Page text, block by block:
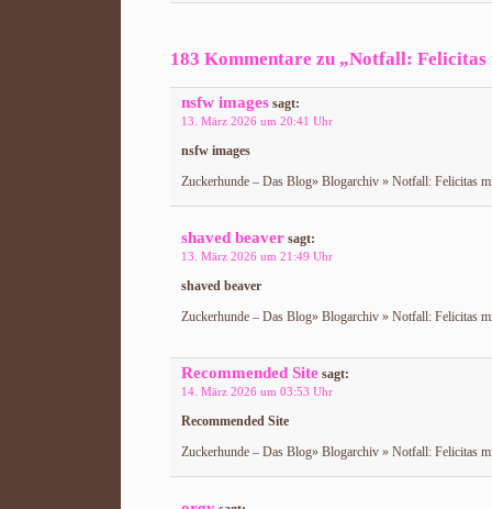
183 Kommentare zu „Notfall: Felicitas
nsfw images sagt:
13. März 2026 um 20:41 Uhr
nsfw images
Zuckerhunde – Das Blog» Blogarchiv » Notfall: Felicitas
shaved beaver sagt:
13. März 2026 um 21:49 Uhr
shaved beaver
Zuckerhunde – Das Blog» Blogarchiv » Notfall: Felicitas
Recommended Site sagt:
14. März 2026 um 03:53 Uhr
Recommended Site
Zuckerhunde – Das Blog» Blogarchiv » Notfall: Felicitas